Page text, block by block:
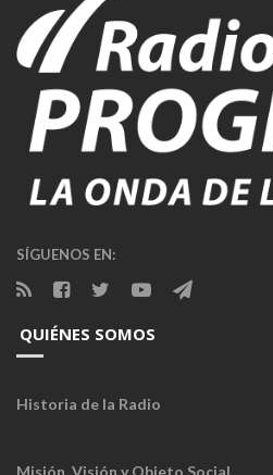
SÍGUENOS EN:
QUIÉNES SOMOS
Historia de la Radio
Misión, Visión y Objeto Social